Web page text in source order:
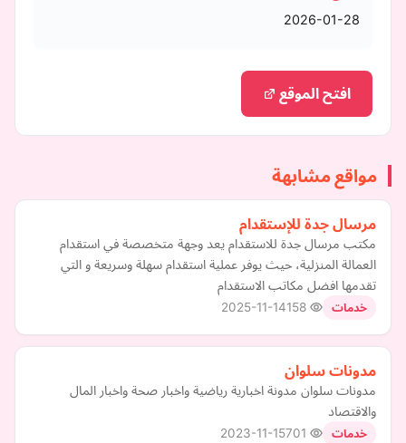
2026-01-28
افتح الموقع
مواقع مشابهة
مرسال جدة للإستقدام
مكتب مرسال جدة للاستقدام يعد وجهة متخصصة في استقدام
العمالة المنزلية، حيث يوفر عملية استقدام سهلة وسريعة و التي
تقدمها افضل مكاتب الاستقدام
خدمات 2025-11-14
مدونات سلوان
مدونات سلوان مدونة اخبارية رياضية واخبار صحة واخبار المال
والاقتصاد
خدمات 2023-11-15